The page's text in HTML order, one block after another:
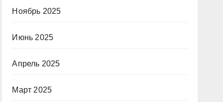
Ноябрь 2025
Июнь 2025
Апрель 2025
Март 2025